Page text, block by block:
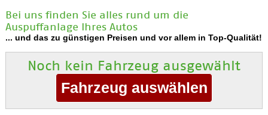
Bei uns finden Sie alles rund um die
Auspuffanlage Ihres Autos
... und das zu günstigen Preisen und vor allem in Top-Qualität!
Noch kein Fahrzeug ausgewählt